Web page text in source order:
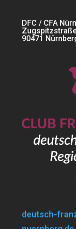
DFC / CFA
90471
deutsch-